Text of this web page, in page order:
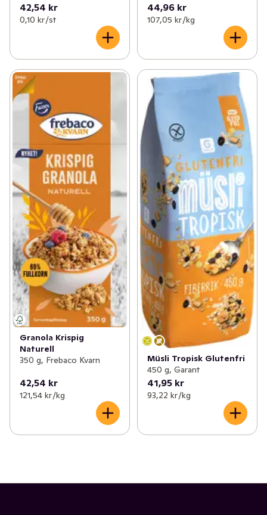
42,54 kr
0,10 kr /st
44,96 kr
107,05 kr /kg
Granola Krispig
Naturell
350 g, Frebaco Kvarn
42,54 kr
121,54 kr /kg
Müsli Tropisk Glutenfri
450 g, Garant
41,95 kr
93,22 kr /kg